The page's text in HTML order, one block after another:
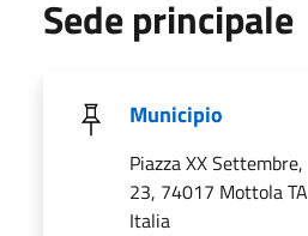
Sede principale
Municipio
Piazza XX Settembre,
23, 74017 Mottola TA
Italia